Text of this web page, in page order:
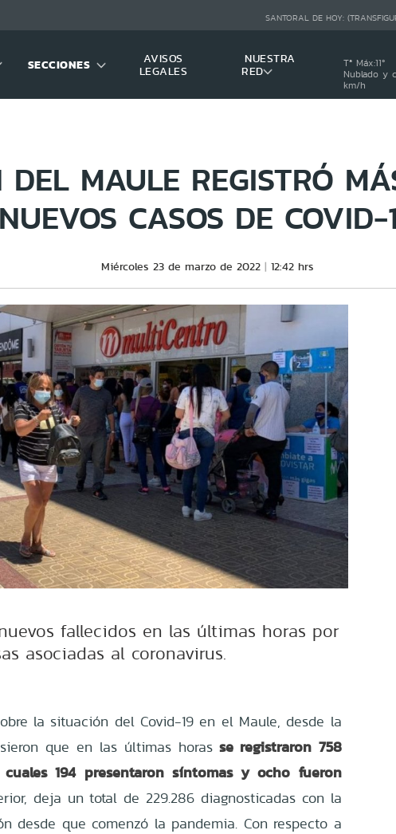
SANTORAL DE HOY:
SECCIONES
AVISOS
LEGALES
NUESTRA
RED
Tª Máx:11º
Nublado y
km/h
DEL MAULE REGISTRÓ
NUEVOS CASOS DE COVID-
Miércoles 23 de marzo de 2022 12:42 hrs
fallecidos en las últimas horas por
asociadas al coronavirus.
la situación del Covid-19 en el Maule, desde la
que en las últimas horas se registraron 758
194 presentaron síntomas y ocho fueron
deja un total de 229.286 diagnosticadas con la
desde que comenzó la pandemia. Con respecto a